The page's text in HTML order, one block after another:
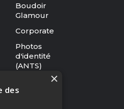
Boudoir
Glamour
Corporate
Photos
d'identité
(ANTS)
des
×